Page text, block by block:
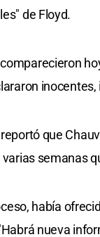
de Floyd.
que
semanas
había
nueva